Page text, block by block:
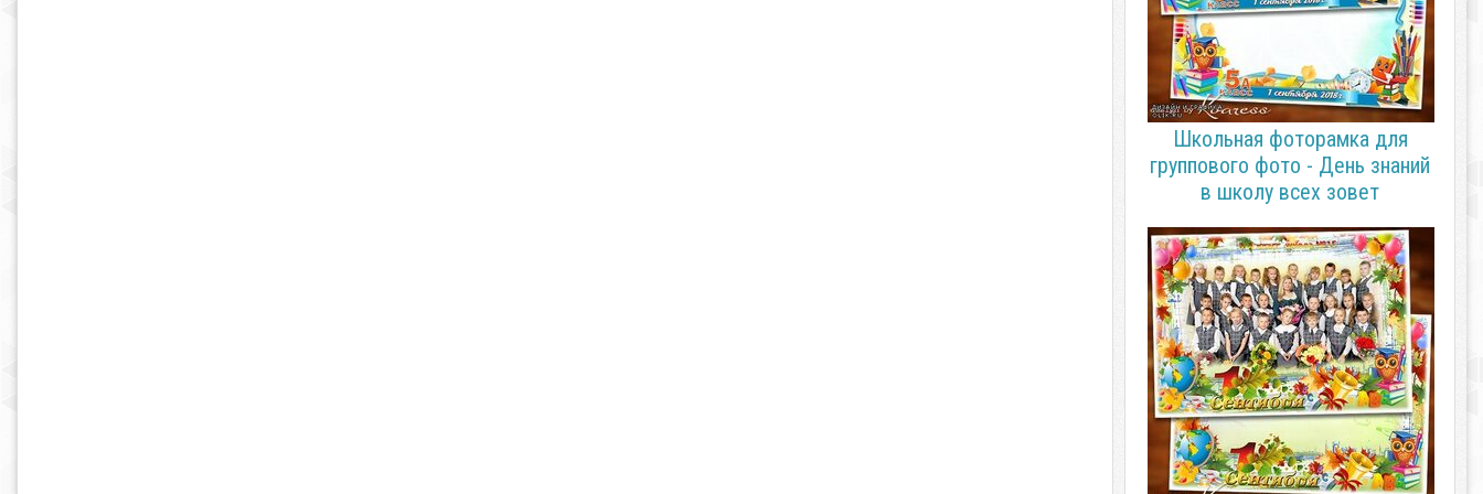
Школьная фоторамка для
группового фото - День знаний
в школу всех зовет